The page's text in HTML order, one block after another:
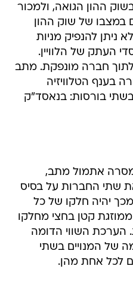
ההון הגואה, ולמכור
במצבו של שוק ההון
ניתן להנפיק מניות
העתק של הלוויין.
לתוך חברה מונפקת. מתב
בענף הטלוויזיה
בורסות: בנאסד"ק
אתמול מתב,
שתי החברות על בסיס
יהיה חלקו של כל
קטן בחצי מחלקו
השווי הדומה
של המנויים בשתי